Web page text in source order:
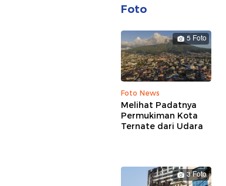
Foto
5 Foto
Foto News
Melihat Padatnya
Permukiman Kota
Ternate dari Udara
3 Foto